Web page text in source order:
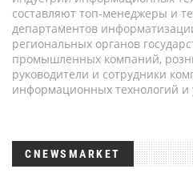
составляют топ-менеджеры и
департаментов
региональных органов
промышленных компаний,
руководители и сотрудники
информационных технологий и
CNEWSMARKET